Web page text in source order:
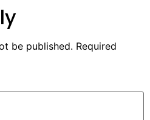
be published. Required